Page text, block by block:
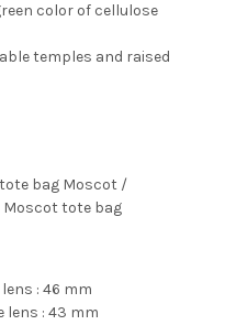
color of cellulose
temples and raised
bag Moscot /
Moscot tote bag
: 46 mm
lens : 43 mm